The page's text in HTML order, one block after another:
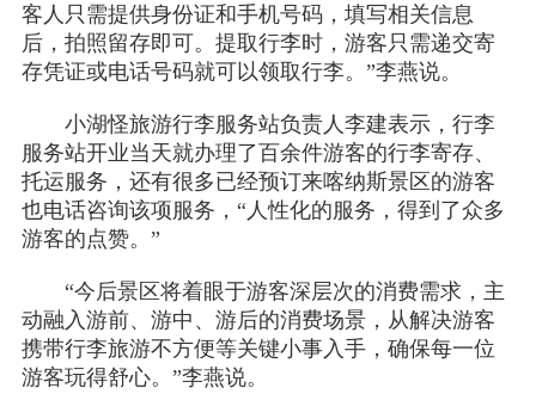
客人只需提供身份证和手机号码，填写相关信息
后，拍照留存即可。提取行李时，游客只需递交寄
存凭证或电话号码就可以领取行李。”李燕说。
小湖怪旅游行李服务站负责人李建表示，行李
服务站开业当天就办理了百余件游客的行李寄存、
托运服务，还有很多已经预订来喀纳斯景区的游客
也电话咨询该项服务，“人性化的服务，得到了众多
游客的点赞。”
“今后景区将着眼于游客深层次的消费需求，主
动融入游前、游中、游后的消费场景，从解决游客
携带行李旅游不方便等关键小事入手，确保每一位
游客玩得舒心。”李燕说。